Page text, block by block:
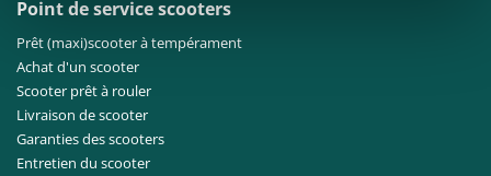
Point de service scooters
Prêt (maxi)scooter à tempérament
Achat d'un scooter
Scooter prêt à rouler
Livraison de scooter
Garanties des scooters
Entretien du scooter